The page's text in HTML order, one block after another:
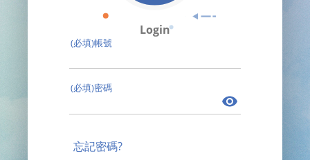
Login
(必填)帳號
(必填)密碼
忘記密碼?